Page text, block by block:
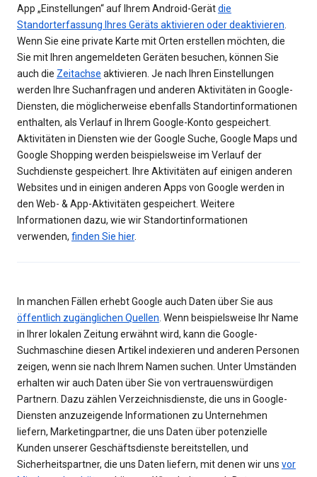
App „Einstellungen“ auf Ihrem Android-Gerätdie
Standorterfassung Ihres Geräts aktivieren oder deaktivieren
Wenn Sie eine private Karte mit Orten erstellen möchten, die
Sie mit Ihren angemeldeten Geräten besuchen, können Sie
auch die Zeitachse aktivieren. Je nach Ihren Einstellungen
werden Ihre Suchanfragen und anderen Aktivitäten in Google-
Diensten, die möglicherweise ebenfalls Standortinformationen
enthalten, als Verlauf in Ihrem Google-Konto gespeichert.
Aktivitäten in Diensten wie der Google Suche, Google Maps und
Google Shopping werden beispielsweise im Verlauf der
Suchdienste gespeichert. Ihre Aktivitäten auf einigen anderen
Websites und in einigen anderen Apps von Google werden in
den Web- & App-Aktivitäten gespeichert. Weitere
Informationen dazu, wie wir Standortinformationen
verwenden, finden Sie hier.
In manchen Fällen erhebt Google auch Daten über Sie aus
öffentlich zugänglichen Quellen . Wenn beispielsweise Ihr Name
in Ihrer lokalen Zeitung erwähnt wird, kann die Google-
Suchmaschine diesen Artikel indexieren und anderen Personen
zeigen, wenn sie nach Ihrem Namen suchen. Unter Umständen
erhalten wir auch Daten über Sie von vertrauenswürdigen
Partnern. Dazu zählen Verzeichnisdienste, die uns in Google-
Diensten anzuzeigende Informationen zu Unternehmen
liefern, Marketingpartner, die uns Daten über potenzielle
Kunden unserer Geschäftsdienste bereitstellen, und
Sicherheitspartner, die uns Daten liefern, mit denen wir uns vor